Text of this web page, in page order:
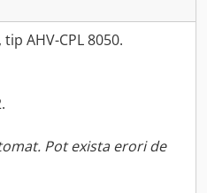
AHV-CPL 8050.
Pot exista erori de